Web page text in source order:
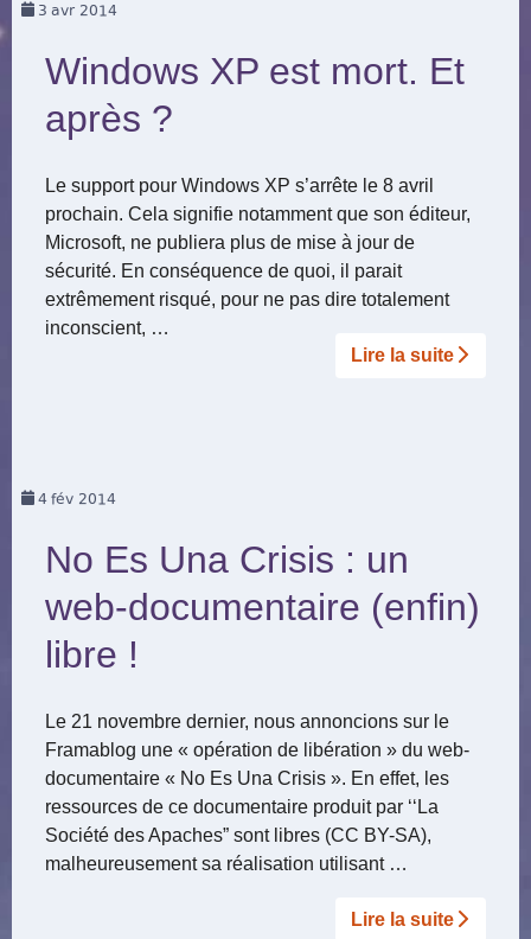
3 avr 2014
Windows XP est mort. Et
après ?
Le support pour Windows XP s’arrête le 8 avril
prochain. Cela signifie notamment que son éditeur,
Microsoft, ne publiera plus de mise à jour de
sécurité. En conséquence de quoi, il parait
extrêmement risqué, pour ne pas dire totalement
inconscient, …
Lire la suite­­
4fév 2014
No Es Una Crisis : un
web-documentaire (enfin)
libre !
Le 21 novembre dernier, nous annoncions sur le
Framablog une « opération de libération » du web-
documentaire « No Es Una Crisis ». En effet, les
ressources de ce documentaire produit par ‘‘La
Société des Apaches” sont libres (CC BY-SA),
malheureusement sa réalisation utilisant …
Lire la suite­­